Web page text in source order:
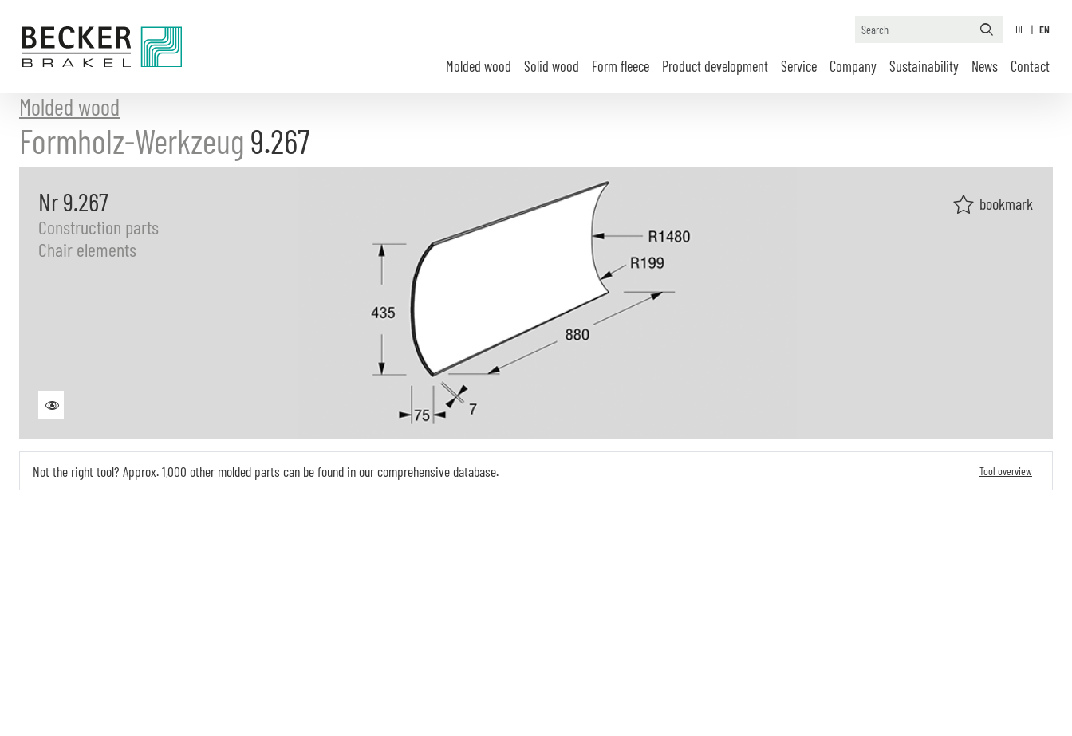
content
DE | EN
Molded wood Solid wood Form fleece Product development Service Company Sustainability News Contact
Molded wood
Formholz-Werkzeug 9.267
Nr 9.267
Construction parts
Chair elements
bookmark
Not the right tool? Approx. 1,000 other molded parts can be found in our comprehensive database. Tool overview